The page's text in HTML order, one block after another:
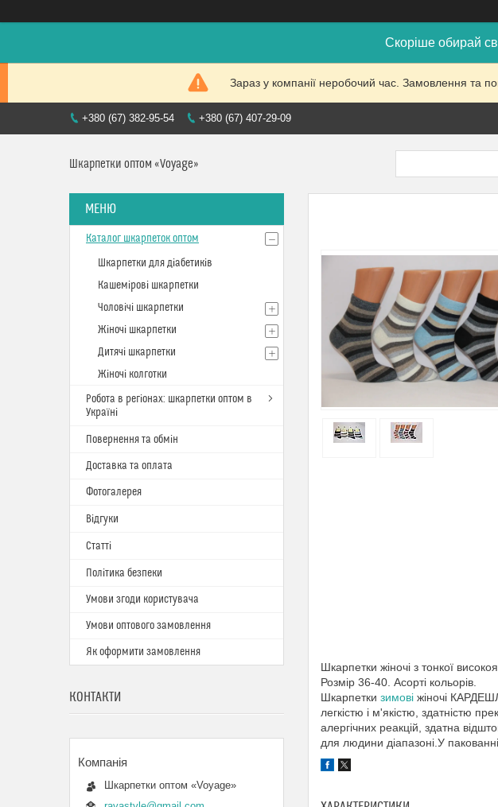
Скоріше обирай
Зараз у компанії неробочий час. Замовлення та
+380 (67) 382-95-54 +380 (67) 407-29-09
Шкарпетки оптом «Voyage»
Шкарпетки жіночі з тонкої
Розмір 36-40. Асорті кольорів.
Шкарпетки зимові жіночі
легкістю і м'якістю, здатністю
алергічних реакцій, здатна
для людини діапазоні.У
Каталог шкарпеток оптом
Шкарпетки для діабетиків
Кашемірові шкарпетки
Чоловічі шкарпетки
Жіночі шкарпетки
Дитячі шкарпетки
Жіночі колготки
Робота в регіонах: шкарпетки оптом в
Україні
Повернення та обмін
Доставка та оплата
Фотогалерея
Відгуки
Статті
Політика безпеки
Умови згоди користувача
Умови оптового замовлення
Як оформити замовлення
КОНТАКТИ
Шкарпетки оптом «Voyage»